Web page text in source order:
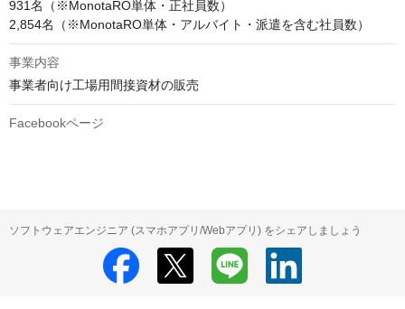
931名（※MonotaRO単体・正社員数）
事業内容
事業者向け工場用間接資材の販売
Facebookページ
ソフトウェアエンジニア (スマホアプリ/Webアプリ) をシェアしましょう